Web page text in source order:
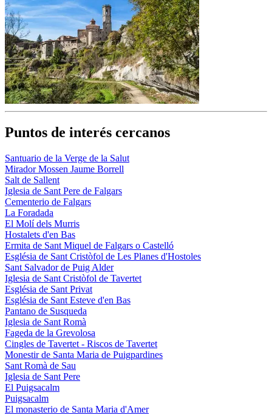
Puntos de interés cercanos
Santuario de la Verge de la Salut
Mirador Mossen Jaume Borrell
Salt de Sallent
Iglesia de Sant Pere de Falgars
Cementerio de Falgars
La Foradada
El Molí dels Murris
Hostalets d'en Bas
Ermita de Sant Miquel de Falgars o Castelló
Església de Sant Cristòfol de Les Planes d'Hostoles
Sant Salvador de Puig Alder
Iglesia de Sant Cristòfol de Tavertet
Església de Sant Privat
Església de Sant Esteve d'en Bas
Pantano de Susqueda
Iglesia de Sant Romà
Fageda de la Grevolosa
Cingles de Tavertet - Riscos de Tavertet
Monestir de Santa Maria de Puigpardines
Sant Romà de Sau
Iglesia de Sant Pere
El Puigsacalm
Puigsacalm
El monasterio de Santa Maria d'Amer